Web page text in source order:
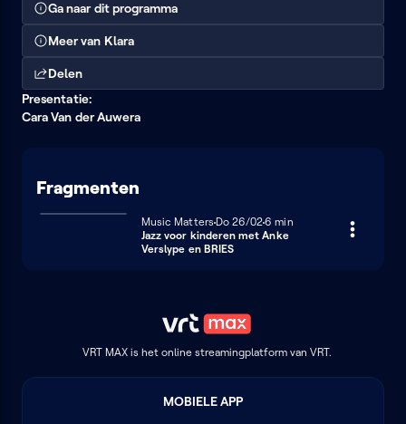
Ga naar dit programma
Meer van Klara
Delen
Presentatie:
Cara Van der Auwera
Fragmenten
Music Matters Donderdag 26 februari
Do 26/026 minuten
6 min
Jazz voor kinderen met Anke
Verslype en BRIES
VRT MAX is het online streamingplatform van VRT.
MOBIELE APP